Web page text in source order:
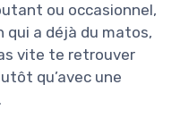
ou occasionnel,
qui a déjà du matos,
vite te retrouver
qu’avec une